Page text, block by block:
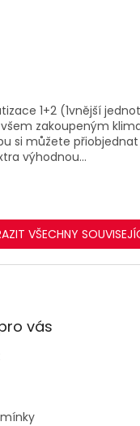
1+2 (1vnější
zakoupeným
si můžete
výhodnou...
VŠECHNY
vás